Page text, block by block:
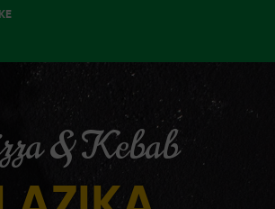
& Kebab